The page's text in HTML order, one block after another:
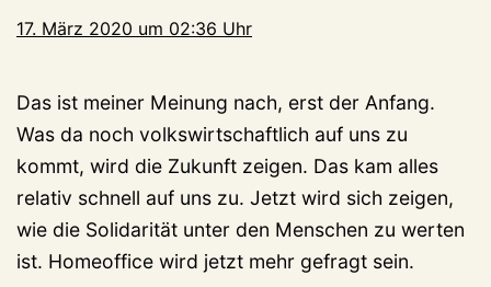
17. März 2020 um 02:36 Uhr
Das ist meiner Meinung nach, erst der Anfang.
Was da noch volkswirtschaftlich auf uns zu
kommt, wird die Zukunft zeigen. Das kam alles
relativ schnell auf uns zu. Jetzt wird sich zeigen,
wie die Solidarität unter den Menschen zu werten
ist. Homeoffice wird jetzt mehr gefragt sein.